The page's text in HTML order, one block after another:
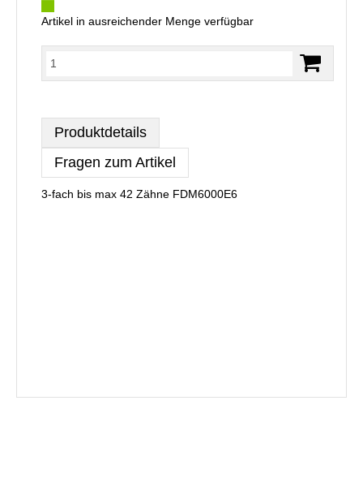
Artikel in ausreichender Menge verfügbar
Produktdetails
Fragen zum Artikel
3-fach bis max 42 Zähne FDM6000E6